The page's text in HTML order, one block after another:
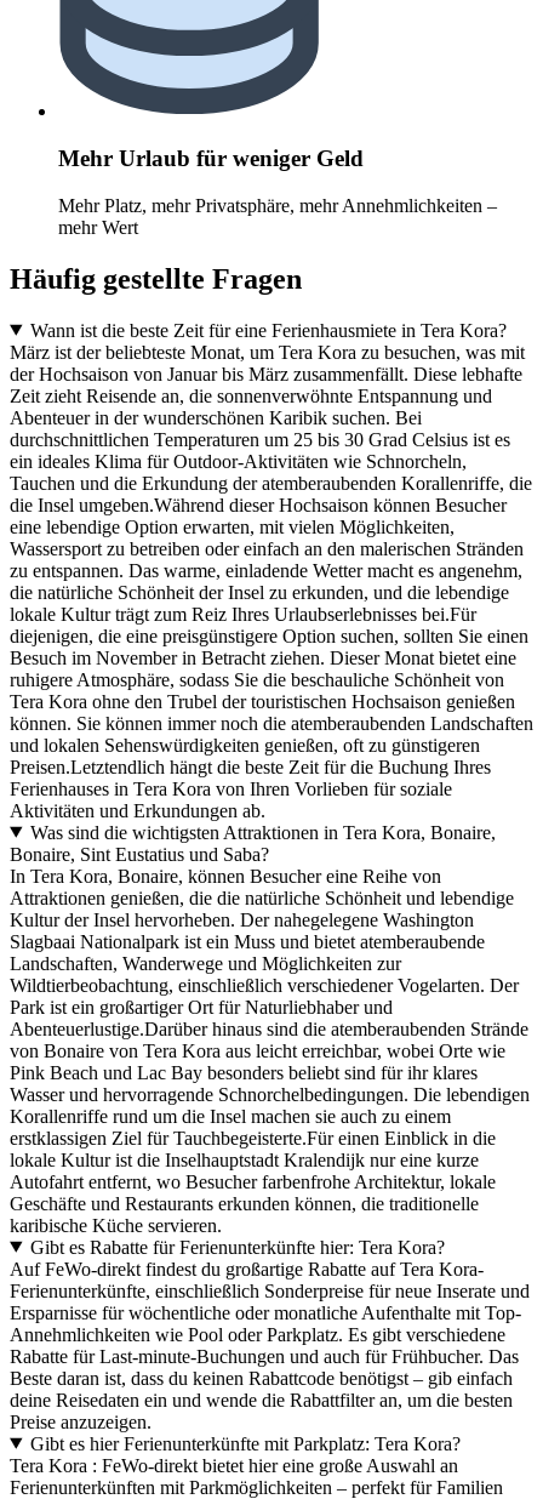
Mehr Urlaub für weniger Geld
Mehr Platz, mehr Privatsphäre, mehr Annehmlichkeiten –
mehr Wert
Häufig gestellte Fragen
Wann ist die beste Zeit für eine Ferienhausmiete in Tera Kora?
März ist der beliebteste Monat, um Tera Kora zu besuchen, was mit
der Hochsaison von Januar bis März zusammenfällt. Diese lebhafte
Zeit zieht Reisende an, die sonnenverwöhnte Entspannung und
Abenteuer in der wunderschönen Karibik suchen. Bei
durchschnittlichen Temperaturen um 25 bis 30 Grad Celsius ist es
ein ideales Klima für Outdoor-Aktivitäten wie Schnorcheln,
Tauchen und die Erkundung der atemberaubenden Korallenriffe, die
die Insel umgeben.Während dieser Hochsaison können Besucher
eine lebendige Option erwarten, mit vielen Möglichkeiten,
Wassersport zu betreiben oder einfach an den malerischen Stränden
zu entspannen. Das warme, einladende Wetter macht es angenehm,
die natürliche Schönheit der Insel zu erkunden, und die lebendige
lokale Kultur trägt zum Reiz Ihres Urlaubserlebnisses bei.Für
diejenigen, die eine preisgünstigere Option suchen, sollten Sie einen
Besuch im November in Betracht ziehen. Dieser Monat bietet eine
ruhigere Atmosphäre, sodass Sie die beschauliche Schönheit von
Tera Kora ohne den Trubel der touristischen Hochsaison genießen
können. Sie können immer noch die atemberaubenden Landschaften
und lokalen Sehenswürdigkeiten genießen, oft zu günstigeren
Preisen.Letztendlich hängt die beste Zeit für die Buchung Ihres
Ferienhauses in Tera Kora von Ihren Vorlieben für soziale
Aktivitäten und Erkundungen ab.
Was sind die wichtigsten Attraktionen in Tera Kora, Bonaire,
Bonaire, Sint Eustatius und Saba?
In Tera Kora, Bonaire, können Besucher eine Reihe von
Attraktionen genießen, die die natürliche Schönheit und lebendige
Kultur der Insel hervorheben. Der nahegelegene Washington
Slagbaai Nationalpark ist ein Muss und bietet atemberaubende
Landschaften, Wanderwege und Möglichkeiten zur
Wildtierbeobachtung, einschließlich verschiedener Vogelarten. Der
Park ist ein großartiger Ort für Naturliebhaber und
Abenteuerlustige.Darüber hinaus sind die atemberaubenden Strände
von Bonaire von Tera Kora aus leicht erreichbar, wobei Orte wie
Pink Beach und Lac Bay besonders beliebt sind für ihr klares
Wasser und hervorragende Schnorchelbedingungen. Die lebendigen
Korallenriffe rund um die Insel machen sie auch zu einem
erstklassigen Ziel für Tauchbegeisterte.Für einen Einblick in die
lokale Kultur ist die Inselhauptstadt Kralendijk nur eine kurze
Autofahrt entfernt, wo Besucher farbenfrohe Architektur, lokale
Geschäfte und Restaurants erkunden können, die traditionelle
karibische Küche servieren.
Gibt es Rabatte für Ferienunterkünfte hier: Tera Kora?
Auf FeWo-direkt findest du großartige Rabatte auf Tera Kora-
Ferienunterkünfte, einschließlich Sonderpreise für neue Inserate und
Ersparnisse für wöchentliche oder monatliche Aufenthalte mit Top-
Annehmlichkeiten wie Pool oder Parkplatz. Es gibt verschiedene
Rabatte für Last-minute-Buchungen und auch für Frühbucher. Das
Beste daran ist, dass du keinen Rabattcode benötigst – gib einfach
deine Reisedaten ein und wende die Rabattfilter an, um die besten
Preise anzuzeigen.
Gibt es hier Ferienunterkünfte mit Parkplatz: Tera Kora?
Tera Kora : FeWo-direkt bietet hier eine große Auswahl an
Ferienunterkünften mit Parkmöglichkeiten – perfekt für Familien